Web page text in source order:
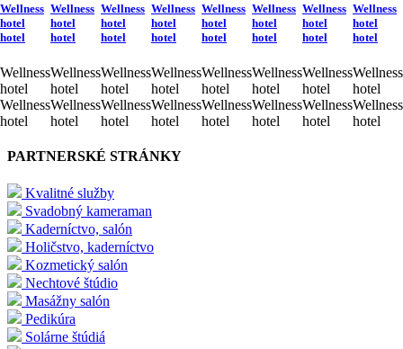
Wellness
hotel
hotel
Wellness
hotel
Wellness
hotel
Wellness
hotel
hotel
Wellness
hotel
Wellness
hotel
Wellness
hotel
hotel
Wellness
hotel
Wellness
hotel
Wellness
hotel
hotel
Wellness
hotel
Wellness
hotel
Wellness
hotel
hotel
Wellness
hotel
Wellness
hotel
Wellness
hotel
hotel
Wellness
hotel
Wellness
hotel
Wellness
hotel
hotel
Wellness
hotel
Wellness
hotel
Wellness
hotel
hotel
Wellness
hotel
Wellness
hotel
PARTNERSKÉ STRÁNKY
Kvalitné služby
Svadobný kameraman
Kaderníctvo, salón
Holičstvo, kaderníctvo
Kozmetický salón
Nechtové štúdio
Masážny salón
Pedikúra
Solárne štúdiá